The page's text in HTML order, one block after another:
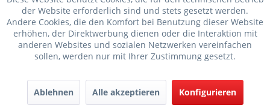
der Website erforderlich sind und stets gesetzt werden.
Andere Cookies, die den Komfort bei Benutzung dieser Website
erhöhen, der Direktwerbung dienen oder die Interaktion mit
anderen Websites und sozialen Netzwerken vereinfachen
sollen, werden nur mit Ihrer Zustimmung gesetzt.
Ablehnen Alle akzeptieren Konfigurieren